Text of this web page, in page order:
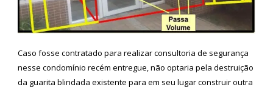
Caso fosse contratado para realizar consultoria de segurança
nesse condomínio recém entregue, não optaria pela destruição
da guarita blindada existente para em seu lugar construir outra